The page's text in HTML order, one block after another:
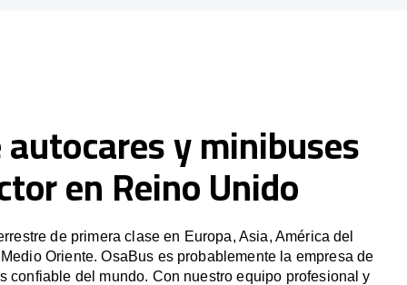
y minibuses
en Reino Unido
de primera clase en Europa, Asia, América del
Oriente. OsaBus es probablemente la empresa de
confiable del mundo. Con nuestro equipo profesional y